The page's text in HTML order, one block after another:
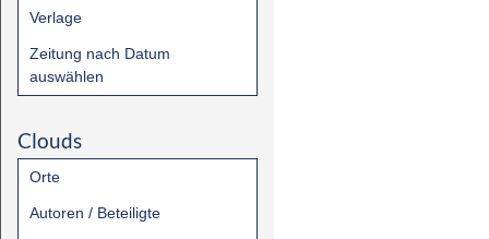
Verlage
Zeitung nach Datum
auswählen
Clouds
Orte
Autoren / Beteiligte